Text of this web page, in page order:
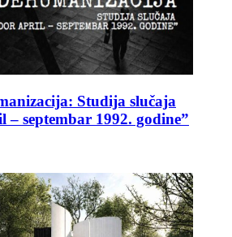
Studija slučaja
– septembar 1992. godine”